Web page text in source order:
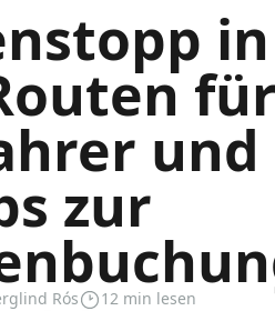
in
und
zur
Rós
12 min lesen